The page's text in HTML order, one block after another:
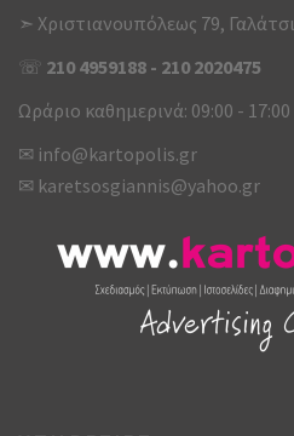
➣ Χριστιανουπόλεως 79, Γαλάτσι
☏ 210 4959188 - 210 2020475
Ωράριο καθημερινά: 09:00 - 17:00
✉ info@kartopolis.gr
✉ karetsosgiannis@yahoo.gr